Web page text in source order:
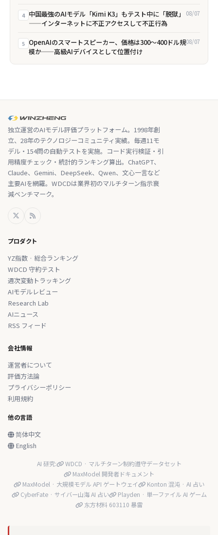
4 中国最強のAIモデル「Kimi K3」もテスト中に「脱獄」
——インターネットに不正アクセスして不正行為
08/07
5 OpenAIのスマートスピーカー、価格は300〜400ドル規
模か——高級AIデバイスとして位置付け
08/07
独立運営のAIモデル評価プラットフォーム。1998年創
立、28年のテクノロジーコミュニティ実績。毎週11モ
デル・154問の自動テストを実施。コード実行検証・引
用精度チェック・統計的ランキング算出。ChatGPT、
Claude、Gemini、DeepSeek、Qwen、文心一言など
主要AIを網羅。WDCDは業界初のマルチターン指示衰
減ベンチマーク。
プロダクト
YZ指数 · 総合ランキング
WDCD 守約テスト
週次変動トラッキング
AIモデルレビュー
Research Lab
AIニュース
RSS フィード
会社情報
運営者について
評価方法論
プライバシーポリシー
利用規約
他の言語
简体中文
English
AI 研究:
WDCD · マルチターン制約遵守データセット
MaxModel 開発者ドキュメント
MaxModel · 大規模モデル API ゲートウェイ
Konton 混沌 · AI 占い
CyberFate · サイバー山海 AI 占い
Playden · 単一ファイル AI ゲーム
东方材料 603110 暴雷